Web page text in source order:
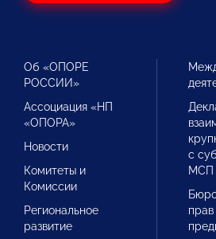
Об «ОПОРЕ
РОССИИ»
Ассоциация «НП
«ОПОРА»
Новости
Комитеты и
Комиссии
Региональное
развитие
с
МСП
прав